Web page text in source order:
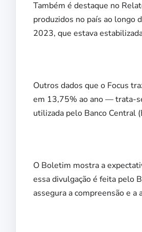
Também é destaque no
produzidos no país ao longo
2023, que estava
Outros dados que o Focus
em 13,75% ao ano — trata-
utilizada pelo Banco Central
O Boletim mostra a
essa divulgação é feita pelo
assegura a compreensão e